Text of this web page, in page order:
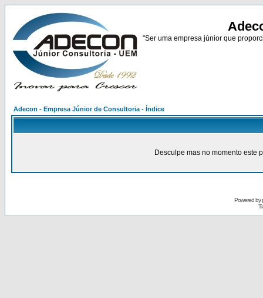
"Ser uma empresa júnior que
Adecon - Empresa Júnior de Consultoria - Índice
Desculpe mas no momento este
Powered by